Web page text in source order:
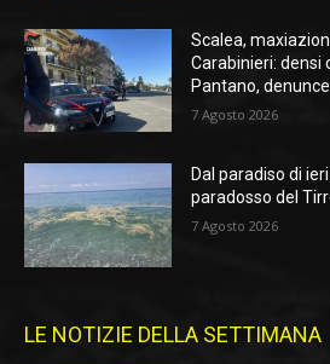
Scalea,
Carabinieri: densi
Pantano,
7 Agosto 2026
Dal paradiso di
paradosso del
7 Agosto 2026
LE NOTIZIE DELLA SETTIMANA